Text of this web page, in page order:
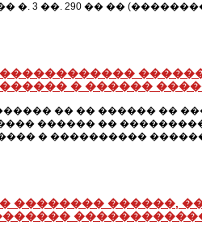
3 ��. 290 �� ��
� ������
�� �� ������ ��
������ ��
� ����������
�������� ������,